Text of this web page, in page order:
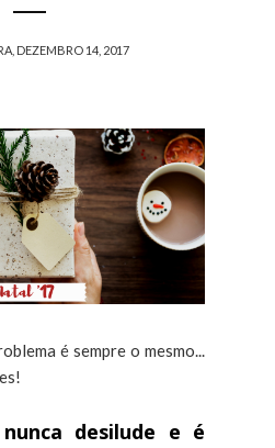
DEZEMBRO 14, 2017
é sempre o mesmo...
desilude e é